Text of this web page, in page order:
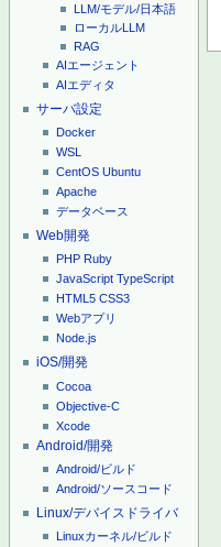
LLM/モデル/日本語
ローカルLLM
RAG
AIエージェント
AIエディタ
サーバ設定
Docker
WSL
CentOS Ubuntu
Apache
データベース
Web開発
PHP Ruby
JavaScript TypeScript
HTML5 CSS3
Webアプリ
Node.js
iOS/開発
Cocoa
Objective-C
Xcode
Android/開発
Android/ビルド
Android/ソースコード
Linux/デバイスドライバ
Linuxカーネル/ビルド